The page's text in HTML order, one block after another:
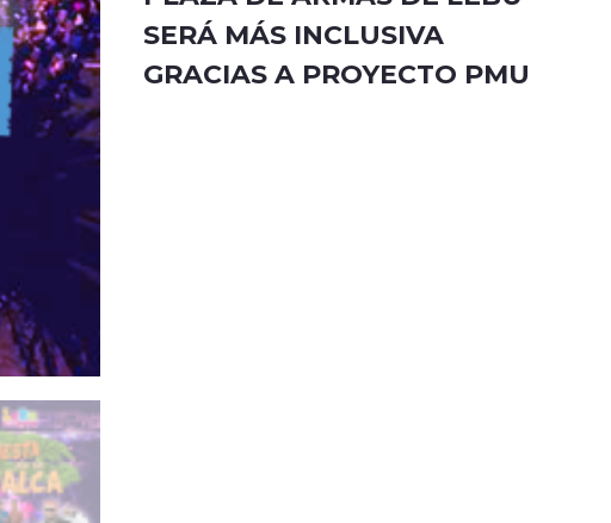
SERÁ MÁS INCLUSIVA
GRACIAS A PROYECTO PMU